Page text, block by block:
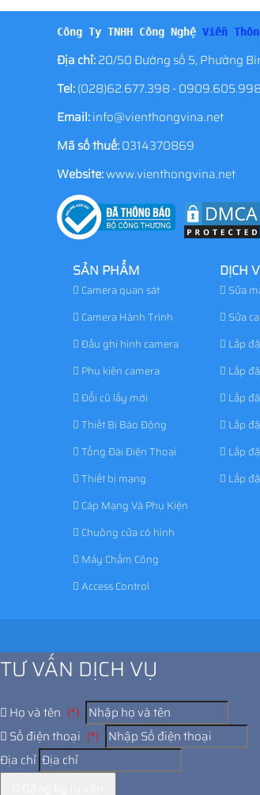
Công Ty TNHH Công Nghệ Viễn
Địa chỉ:20/50 Đường số 5, Phường
Tel:(028)62.677.398 - 0909.605.998
Email:info@vienthongvina.net
Mã số thuế:0314370869
Website:www.vienthongvina.net
SẢN PHẨM
Camera quan sát
Camera Hành Trình
Đầu ghi hình camera
Phụ kiện camera
Đổi cũ lấy mới
Thiết Bị Báo Động
Tổng Đài Điện Thoại
Thiết bị mạng
Cáp Mạng Và Phụ Kiện
Chuông cửa có hình
Máy Chấm Công
Access Control
DỊCH
Sửa
Sửa
Lắp
Lắp
Lắp
Lắp
Lắp
Lắp
TƯ VẤN DỊCH VỤ
Họ và tên (*)
Số điện thoại (*)
Địa chỉ